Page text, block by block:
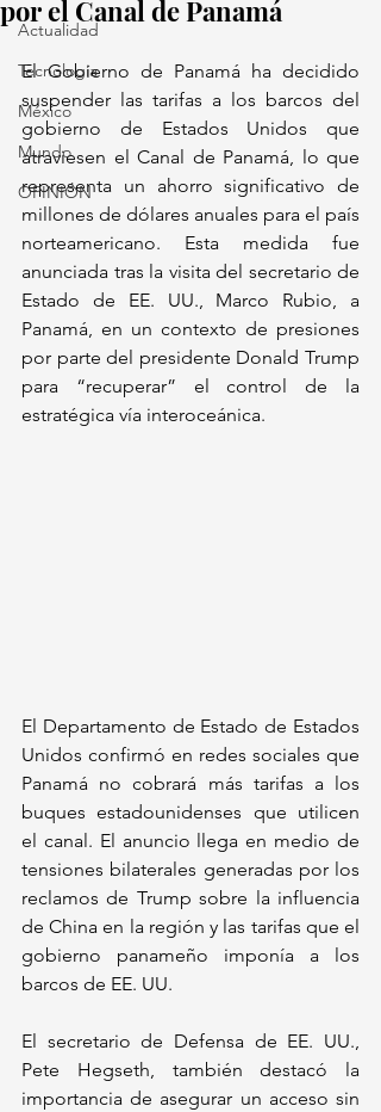
Actualidad
Tecnología
México
Mundo
OPINIÓN
por el Canal de Panamá
El Gobierno de Panamá ha decidido
suspender las tarifas a los barcos del
gobierno de Estados Unidos que
atraviesen el Canal de Panamá, lo que
representa un ahorro significativo de
millones de dólares anuales para el país
norteamericano. Esta medida fue
anunciada tras la visita del secretario de
Estado de EE. UU., Marco Rubio, a
Panamá, en un contexto de presiones
por parte del presidente Donald Trump
para “recuperar” el control de la
estratégica vía interoceánica.
El Departamento de Estado de Estados
Unidos confirmó en redes sociales que
Panamá no cobrará más tarifas a los
buques estadounidenses que utilicen
el canal. El anuncio llega en medio de
tensiones bilaterales generadas por los
reclamos de Trump sobre la influencia
de China en la región y las tarifas que el
gobierno panameño imponía a los
barcos de EE. UU.
El secretario de Defensa de EE. UU.,
Pete Hegseth, también destacó la
importancia de asegurar un acceso sin